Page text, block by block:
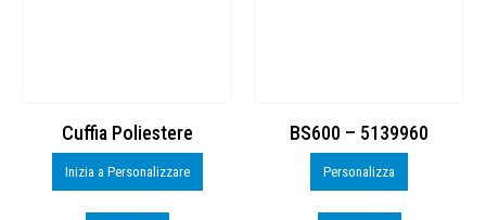
Cuffia Poliestere
Inizia a Personalizzare
BS600 – 5139960
Personalizza